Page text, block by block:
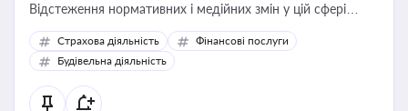
Відстеження нормативних і медійних змін у цій сфері
корисне для власника бізнесу, керівника, юриста або
бухгалтера під час оподаткування, приватизації, оренди
державного майна, корпоративних угод і перевірки
статусу суб'єктів оціночної діяльності
Страхова діяльність
Фінансові послуги
Будівельна діяльність